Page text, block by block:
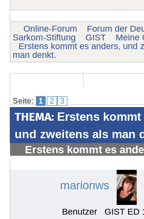
Online-Forum
Forum der
Sarkom-Stiftung
GIST
Meine
Erstens kommt es anders, und
man denkt.
Seite: 1 2 3
THEMA: Erstens kommt
und zweitens als man
Erstens kommt es
marionws
Benutzer
GIST ED